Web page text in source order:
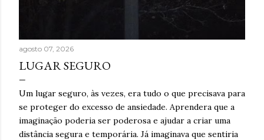
agosto 07, 2026
LUGAR SEGURO
Um lugar seguro, às vezes, era tudo o que precisava para
se proteger do excesso de ansiedade. Aprendera que a
imaginação poderia ser poderosa e ajudar a criar uma
distância segura e temporária. Já imaginava que sentiria